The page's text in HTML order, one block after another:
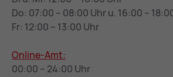
Do: 07:00 – 08:00 Uhr u. 16:00 –
Fr: 12:00 – 13:00 Uhr
Online-Amt:
00:00 – 24:00 Uhr